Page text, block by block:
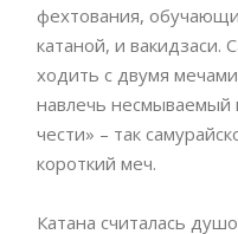
фехтования,
катаной, и вакидзаси.
ходить с двумя
навлечь несмываемый
чести» – так
короткий меч.
Катана считалась